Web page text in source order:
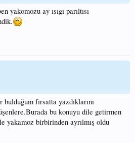
yakomozu ay ısıgı parıltısı
fırsatta yazdıklarını
bu konuyu dile getirmen
yakamoz birbirinden ayrılmış oldu